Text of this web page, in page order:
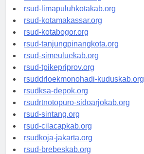
rsud-pasuruankota.org
rsud-limapuluhkotakab.org
rsud-kotamakassar.org
rsud-kotabogor.org
rsud-tanjungpinangkota.org
rsud-simeuluekab.org
rsud-tpikepriprov.org
rsuddrloekmonohadi-kuduskab.org
rsudksa-depok.org
rsudrtnotopuro-sidoarjokab.org
rsud-sintang.org
rsud-cilacapkab.org
rsudkoja-jakarta.org